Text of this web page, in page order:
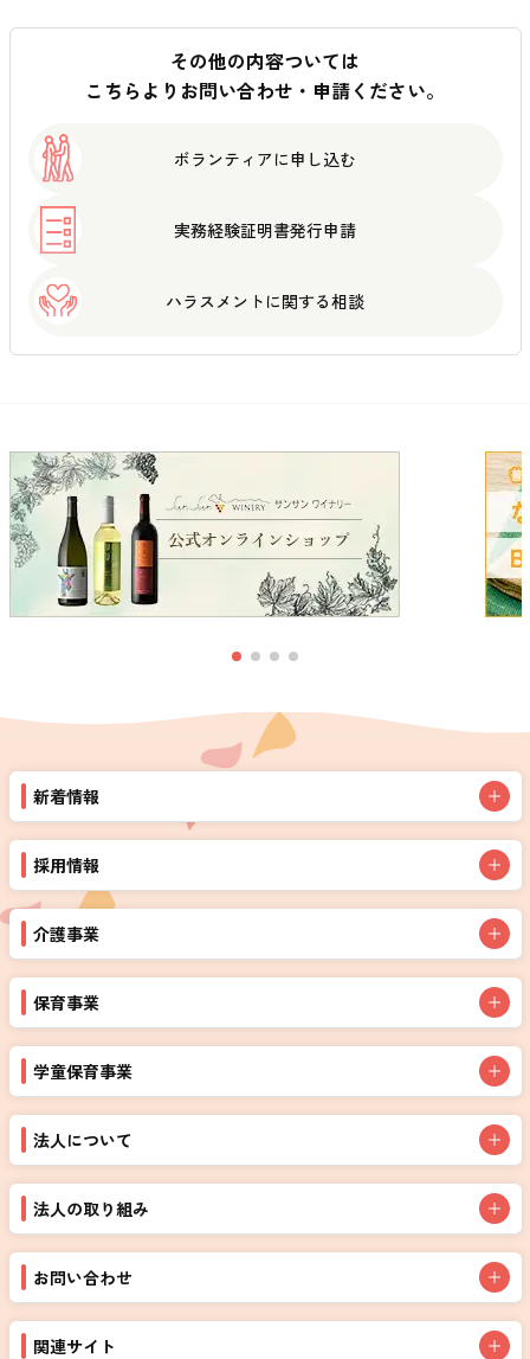
その他の内容ついては
こちらよりお問い合わせ・申請ください。
ボランティアに申し込む
実務経験証明書発行申請
ハラスメントに関する相談
新着情報
採用情報
介護事業
保育事業
学童保育事業
法人について
法人の取り組み
お問い合わせ
関連サイト